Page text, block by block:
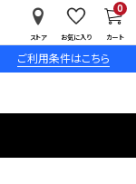
ご利用条件はこちら
ストア お気に入り カート
0